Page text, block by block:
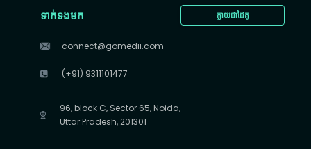
ក្លាយជាដៃគូ
ទាក់ទងមក
connect@gomedii.com
(+91) 9311101477
96, block C, Sector 65, Noida,
Uttar Pradesh, 201301